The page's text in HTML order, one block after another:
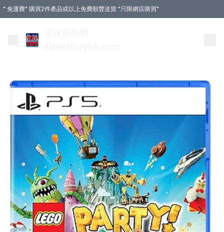
* 免運費* 購買2件產品或以上免費順豐送貨 *只限網店購買*